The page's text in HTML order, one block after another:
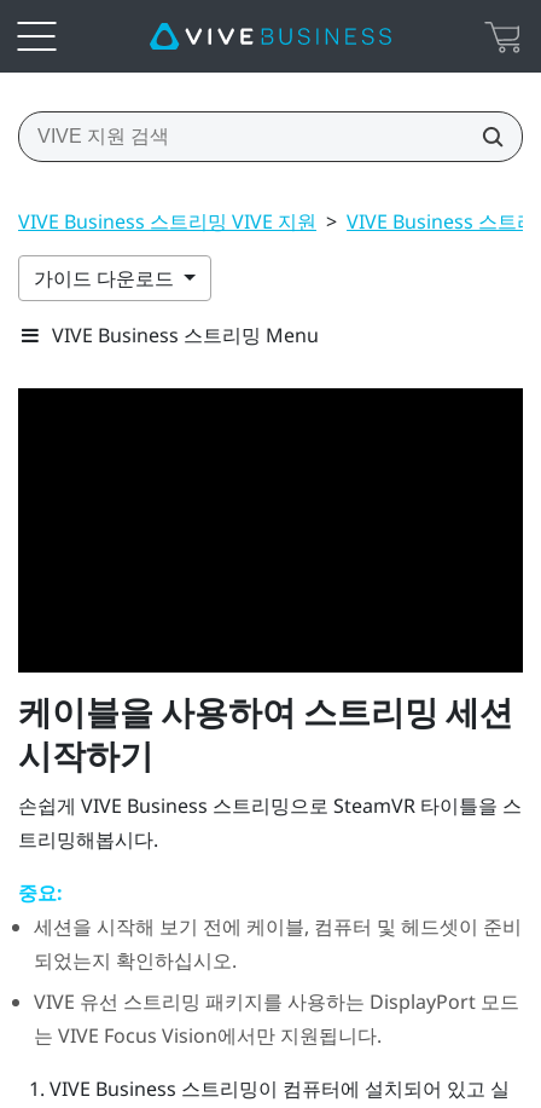
VIVE Business 스트리밍 VIVE 지원 > VIVE Business 스트리
가이드 다운로드
VIVE Business 스트리밍 Menu
케이블을 사용하여 스트리밍 세션
시작하기
손쉽게 VIVE Business 스트리밍으로 SteamVR 타이틀을 스
트리밍해봅시다.
중요:
세션을 시작해 보기 전에 케이블, 컴퓨터 및 헤드셋이 준비
되었는지 확인하십시오.
VIVE 유선 스트리밍 패키지를 사용하는 DisplayPort모드
는 VIVE Focus Vision에서만 지원됩니다.
VIVE Business 스트리밍이 컴퓨터에 설치되어 있고 실